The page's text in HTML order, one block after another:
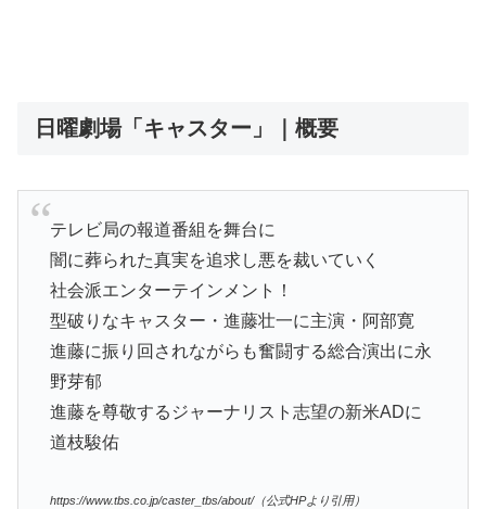
日曜劇場「キャスター」｜概要
テレビ局の報道番組を舞台に
闇に葬られた真実を追求し悪を裁いていく
社会派エンターテインメント！
型破りなキャスター・進藤壮一に主演・阿部寛
進藤に振り回されながらも奮闘する総合演出に永
野芽郁
進藤を尊敬するジャーナリスト志望の新米ADに
道枝駿佑
https://www.tbs.co.jp/caster_tbs/about/（公式HPより引用）